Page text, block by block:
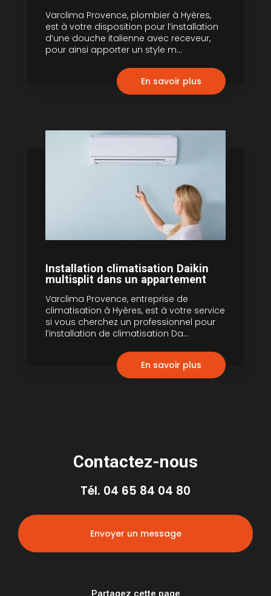
Varclima Provence, plombier à Hyères,
est à votre disposition pour l’installation
d’une douche italienne avec receveur,
pour ainsi apporter un style m...
En savoir plus
Installation climatisation Daikin
multisplit dans un appartement
Varclima Provence, entreprise de
climatisation à Hyères, est à votre service
si vous cherchez un professionnel pour
l’installation de climatisation Da...
En savoir plus
Contactez-nous
Tél. 04 65 84 04 80
Envoyer un message
Partagez cette page